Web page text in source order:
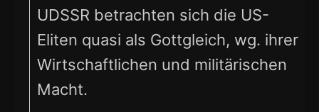
UDSSR betrachten sich die US-
Eliten quasi als Gottgleich, wg. ihrer
Wirtschaftlichen und militärischen
Macht.